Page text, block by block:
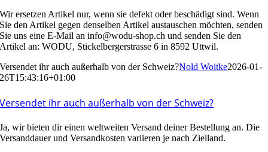
Wir ersetzen Artikel nur, wenn sie defekt oder beschädigt sind. Wenn
Sie den Artikel gegen denselben Artikel austauschen möchten, senden
Sie uns eine E-Mail an info@wodu-shop.ch und senden Sie den
Artikel an: WODU, Stickelbergerstrasse 6 in 8592 Uttwil.
Versendet ihr auch außerhalb von der Schweiz?Nold Woitke2026-01-
26T15:43:16+01:00
Versendet ihr auch außerhalb von der Schweiz?
Ja, wir bieten dir einen weltweiten Versand deiner Bestellung an. Die
Versanddauer und Versandkosten variieren je nach Zielland.